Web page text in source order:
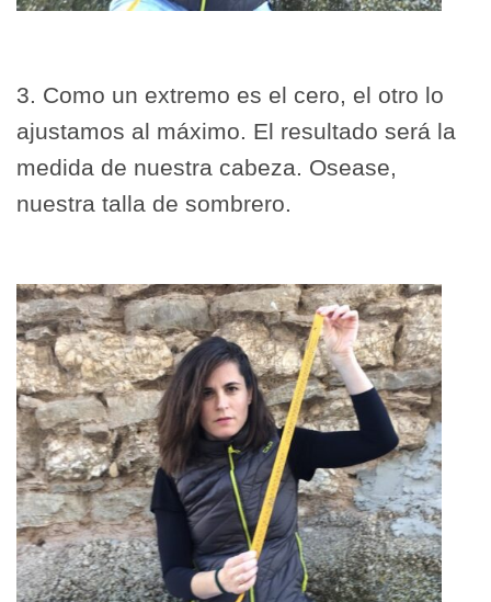
3. Como un extremo es el cero, el otro lo
ajustamos al máximo. El resultado será la
medida de nuestra cabeza. Osease,
nuestra talla de sombrero.